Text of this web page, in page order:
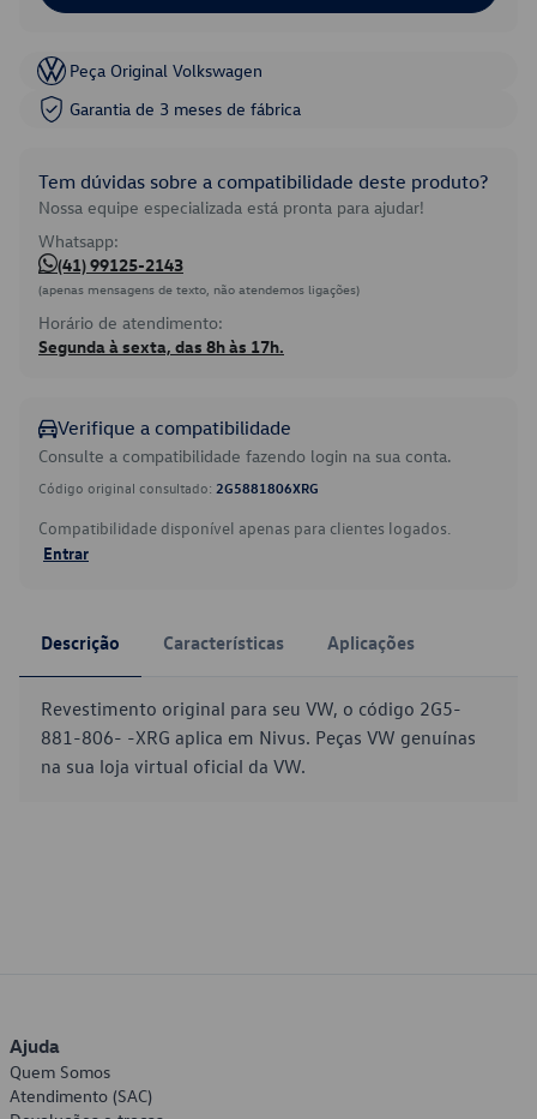
Peça Original Volkswagen
Garantia de 3 meses de fábrica
Tem dúvidas sobre a compatibilidade deste produto?
Nossa equipe especializada está pronta para ajudar!
Whatsapp:
(41) 99125-2143
(apenas mensagens de texto, não atendemos ligações)
Horário de atendimento:
Segunda à sexta, das 8h às 17h.
Verifique a compatibilidade
Consulte a compatibilidade fazendo login na sua conta.
Código original consultado: 2G5881806XRG
Compatibilidade disponível apenas para clientes logados.
Entrar
Descrição Características Aplicações
Revestimento original para seu VW, o código 2G5-
881-806- -XRG aplica em Nivus. Peças VW genuínas
na sua loja virtual oficial da VW.
Ajuda
Quem Somos
Atendimento (SAC)